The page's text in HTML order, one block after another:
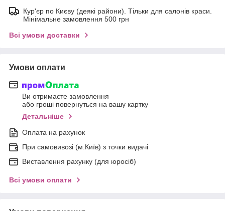
Кур'єр по Києву (деякі райони). Тільки для салонів краси.
Мінімальне замовлення 500 грн
Всі умови доставки
Умови оплати
Ви отримаєте замовлення
або гроші повернуться на вашу картку
Детальніше
Оплата на рахунок
При самовивозі (м.Київ) з точки видачі
Виставлення рахунку (для юросіб)
Всі умови оплати